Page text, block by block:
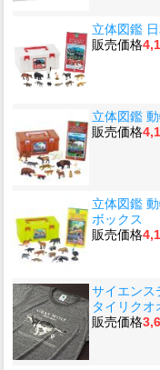
立体図鑑
販売価格
立体図鑑
販売価格
立体図鑑
ボックス
販売価格
サイエンス
タイリク
販売価格